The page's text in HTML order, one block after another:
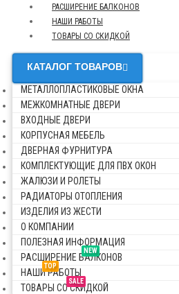
РАСШИРЕНИЕ БАЛКОНОВ
НАШИ РАБОТЫ
ТОВАРЫ СО СКИДКОЙ
КАТАЛОГ ТОВАРОВ
МЕТАЛЛОПЛАСТИКОВЫЕ ОКНА
МЕЖКОМНАТНЫЕ ДВЕРИ
ВХОДНЫЕ ДВЕРИ
КОРПУСНАЯ МЕБЕЛЬ
ДВЕРНАЯ ФУРНИТУРА
КОМПЛЕКТУЮЩИЕ ДЛЯ ПВХ ОКОН
ЖАЛЮЗИ И РОЛЕТЫ
РАДИАТОРЫ ОТОПЛЕНИЯ
ИЗДЕЛИЯ ИЗ ЖЕСТИ
О КОМПАНИИ
ПОЛЕЗНАЯ ИНФОРМАЦИЯ
NEW
РАСШИРЕНИЕ БАЛКОНОВ
TOP
НАШИ РАБОТЫ
SALE
ТОВАРЫ СО СКИДКОЙ